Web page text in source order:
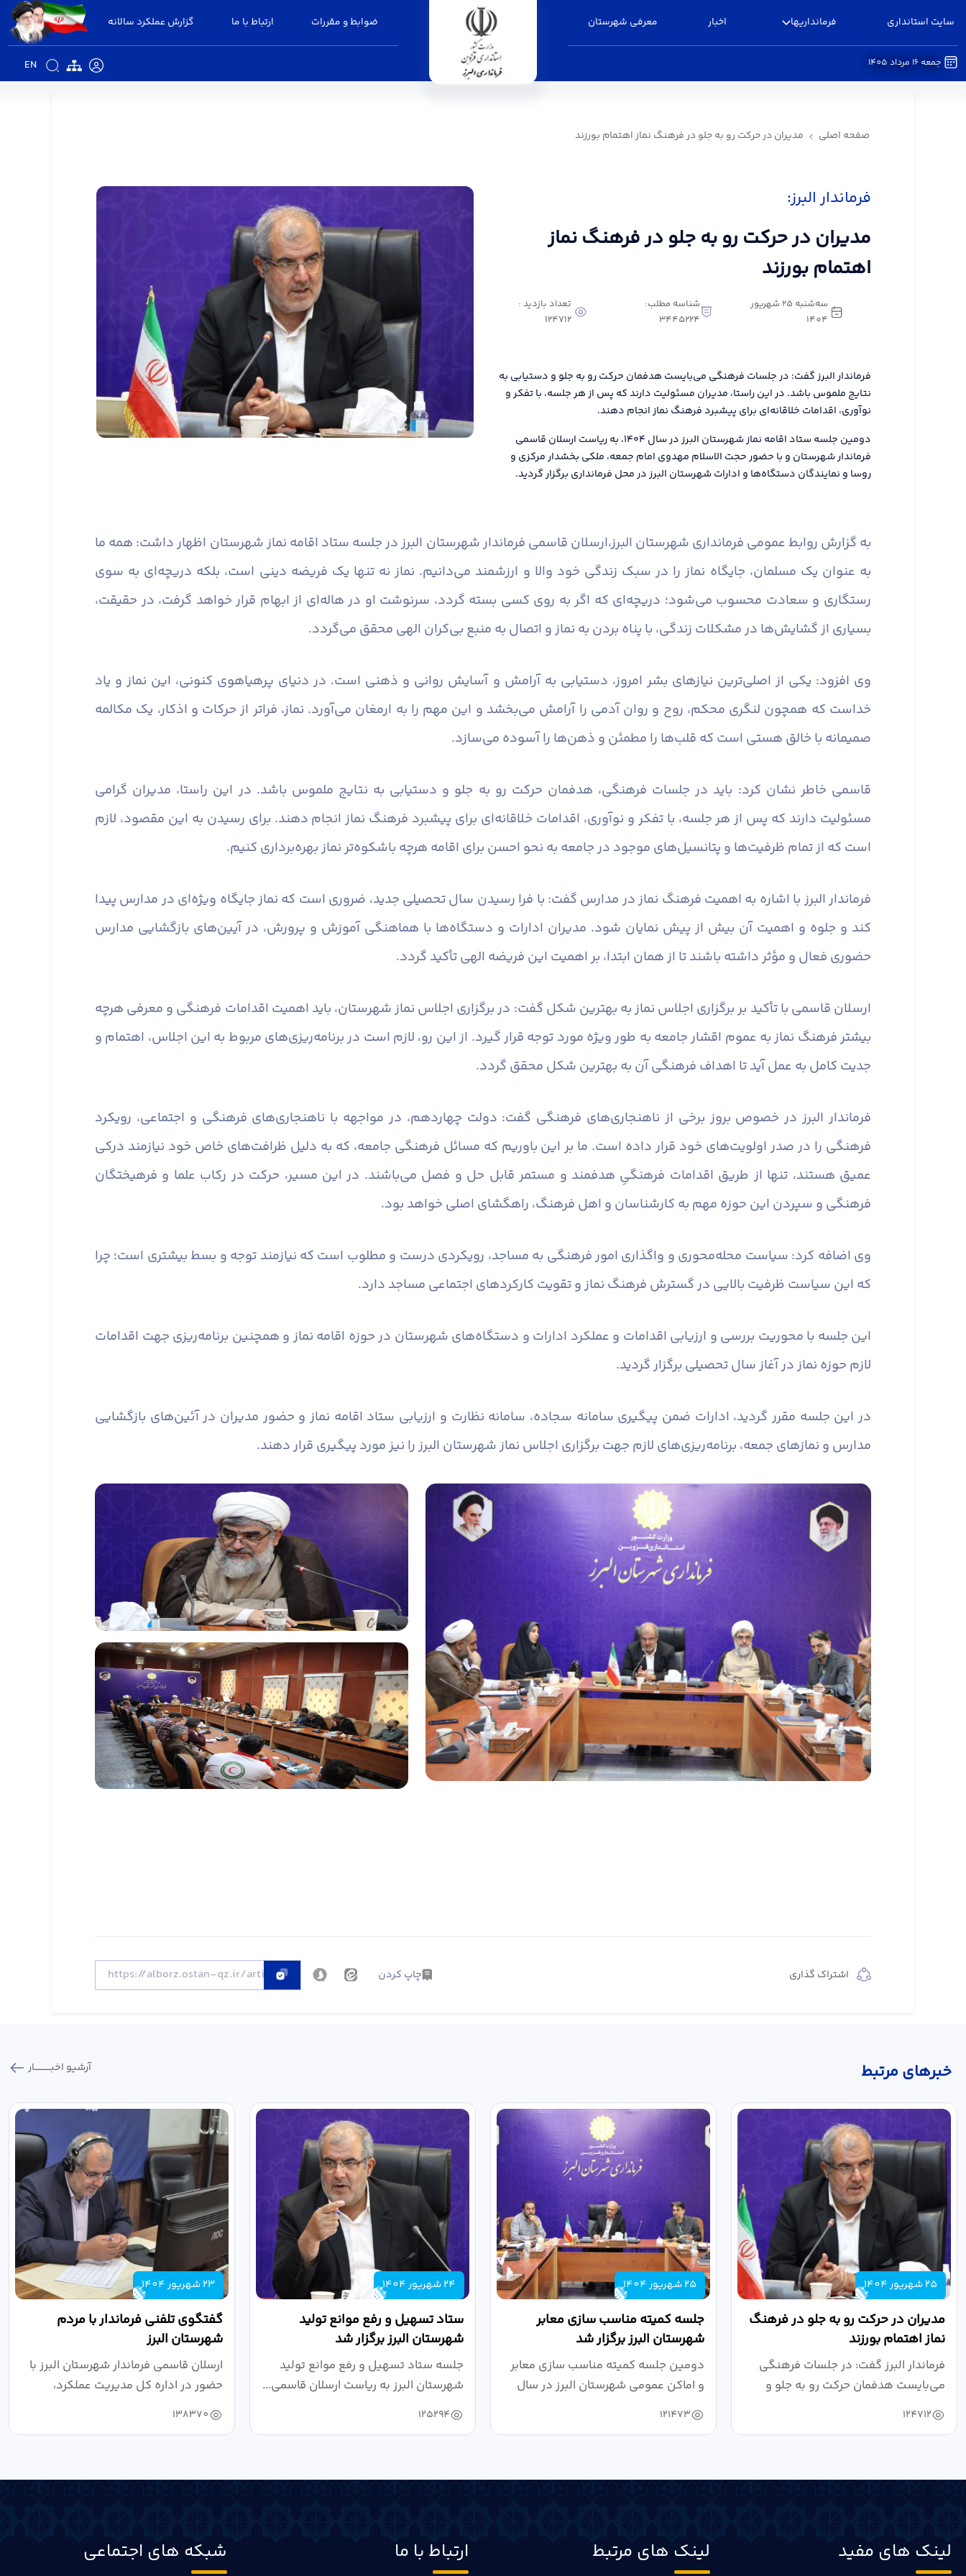
سایت استانداری فرمانداریها اخبار معرفی شهرستان ضوابط و مقررات ارتباط با ما گزارش عملکرد سالانه
EN جمعه 16 مرداد 1405
صفحه اصلی مدیران در حرکت رو به جلو در فرهنگ نماز اهتمام بورزند
فرماندار البرز:
مدیران در حرکت رو به جلو در فرهنگ نماز
اهتمام بورزند
سه‌شنبه 25 شهریور
1404
شناسه مطلب:
3445224
تعداد بازدید :
124712
فرماندار البرز گفت: در جلسات فرهنگی می‌بایست هدفمان حرکت رو به جلو و دستیابی به
نتایج ملموس باشد. در این راستا، مدیران مسئولیت دارند که پس از هر جلسه، با تفکر و
نوآوری، اقدامات خلاقانه‌ای برای پیشبرد فرهنگ نماز انجام دهند.
دومین جلسه ستاد اقامه نماز شهرستان البرز در سال ۱۴۰۴، به ریاست ارسلان قاسمی
فرماندار شهرستان و با حضور حجت الاسلام مهدوی امام جمعه، ملکی بخشدار مرکزی و
روسا و نمایندگان دستگاه‌ها و ادارات شهرستان البرز در محل فرمانداری برگزار گردید.
به گزارش روابط عمومی فرمانداری شهرستان البرز،ارسلان قاسمی فرماندار شهرستان البرز در جلسه ستاد اقامه نماز شهرستان اظهار داشت: همه ما
به عنوان یک مسلمان، جایگاه نماز را در سبک زندگی خود والا و ارزشمند می‌دانیم. نماز نه تنها یک فریضه دینی است، بلکه دریچه‌ای به سوی
رستگاری و سعادت محسوب می‌شود؛ دریچه‌ای که اگر به روی کسی بسته گردد، سرنوشت او در هاله‌ای از ابهام قرار خواهد گرفت، در حقیقت،
بسیاری از گشایش‌ها در مشکلات زندگی، با پناه بردن به نماز و اتصال به منبع بی‌کران الهی محقق می‌گردد.
وی افزود: یکی از اصلی‌ترین نیازهای بشر امروز، دستیابی به آرامش و آسایش روانی و ذهنی است. در دنیای پرهیاهوی کنونی، این نماز و یاد
خداست که همچون لنگری محکم، روح و روان آدمی را آرامش می‌بخشد و این مهم را به ارمغان می‌آورد. نماز، فراتر از حرکات و اذکار، یک مکالمه
صمیمانه با خالق هستی است که قلب‌ها را مطمئن و ذهن‌ها را آسوده می‌سازد.
قاسمی خاطر نشان کرد: باید در جلسات فرهنگی، هدفمان حرکت رو به جلو و دستیابی به نتایج ملموس باشد. در این راستا، مدیران گرامی
مسئولیت دارند که پس از هر جلسه، با تفکر و نوآوری، اقدامات خلاقانه‌ای برای پیشبرد فرهنگ نماز انجام دهند. برای رسیدن به این مقصود، لازم
است که از تمام ظرفیت‌ها و پتانسیل‌های موجود در جامعه به نحو احسن برای اقامه هرچه باشکوه‌تر نماز بهره‌برداری کنیم.
فرماندار البرز با اشاره به اهمیت فرهنگ نماز در مدارس گفت: با فرا رسیدن سال تحصیلی جدید، ضروری است که نماز جایگاه ویژه‌ای در مدارس پیدا
کند و جلوه و اهمیت آن بیش از پیش نمایان شود. مدیران ادارات و دستگاه‌ها با هماهنگی آموزش و پرورش، در آیین‌های بازگشایی مدارس
حضوری فعال و مؤثر داشته باشند تا از همان ابتدا، بر اهمیت این فریضه الهی تأکید گردد.
ارسلان قاسمی با تأکید بر برگزاری اجلاس نماز به بهترین شکل گفت: در برگزاری اجلاس نماز شهرستان، باید اهمیت اقدامات فرهنگی و معرفی هرچه
بیشتر فرهنگ نماز به عموم اقشار جامعه به طور ویژه مورد توجه قرار گیرد. از این رو، لازم است در برنامه‌ریزی‌های مربوط به این اجلاس، اهتمام و
جدیت کامل به عمل آید تا اهداف فرهنگی آن به بهترین شکل محقق گردد.
فرماندار البرز در خصوص بروز برخی از ناهنجاری‌های فرهنگی گفت: دولت چهاردهم، در مواجهه با ناهنجاری‌های فرهنگی و اجتماعی، رویکرد
فرهنگی را در صدر اولویت‌های خود قرار داده است. ما بر این باوریم که مسائل فرهنگی جامعه، که به دلیل ظرافت‌های خاص خود نیازمند درکی
عمیق هستند، تنها از طریق اقدامات فرهنگیِ هدفمند و مستمر قابل حل و فصل می‌باشند. در این مسیر، حرکت در رکاب علما و فرهیختگان
فرهنگی و سپردن این حوزه مهم به کارشناسان و اهل فرهنگ، راهگشای اصلی خواهد بود.
وی اضافه کرد: سیاست محله‌محوری و واگذاری امور فرهنگی به مساجد، رویکردی درست و مطلوب است که نیازمند توجه و بسط بیشتری است؛ چرا
که این سیاست ظرفیت بالایی در گسترش فرهنگ نماز و تقویت کارکردهای اجتماعی مساجد دارد.
این جلسه با محوریت بررسی و ارزیابی اقدامات و عملکرد ادارات و دستگاه‌های شهرستان در حوزه اقامه نماز و همچنین برنامه‌ریزی جهت اقدامات
لازم حوزه نماز در آغاز سال تحصیلی برگزار گردید.
در این جلسه مقرر گردید، ادارات ضمن پیگیری سامانه سجاده، سامانه نظارت و ارزیابی ستاد اقامه نماز و حضور مدیران در آئین‌های بازگشایی
مدارس و نماز‌های جمعه، برنامه‌ریزی‌های لازم جهت برگزاری اجلاس نماز شهرستان البرز را نیز مورد پیگیری قرار دهند.
اشتراک گذاری چاپ کردن
خبر‌های مرتبط آرشیو اخبـــــــــــار
25 شهریور 1404
مدیران در حرکت رو به جلو در فرهنگ
نماز اهتمام بورزند
فرماندار البرز گفت: در جلسات فرهنگی
می‌بایست هدفمان حرکت رو به جلو و
دستیابی...
124712
25 شهریور 1404
جلسه کمیته مناسب سازی معابر
شهرستان البرز برگزار شد
دومین جلسه کمیته مناسب سازی معابر
و اماکن عمومی شهرستان البرز در سال
۱۴۰۴ به...
121473
24 شهریور 1404
ستاد تسهیل و رفع موانع تولید
شهرستان البرز برگزار شد
جلسه ستاد تسهیل و رفع موانع تولید
شهرستان البرز به ریاست ارسلان قاسمی...
125294
23 شهریور 1404
گفتگوی تلفنی فرماندار با مردم
شهرستان البرز
ارسلان قاسمی فرماندار شهرستان البرز با
حضور در اداره کل مدیریت عملکرد،
بازرسی...
138370
لینک های مفید لینک های مرتبط ارتباط با ما شبکه های اجتماعی